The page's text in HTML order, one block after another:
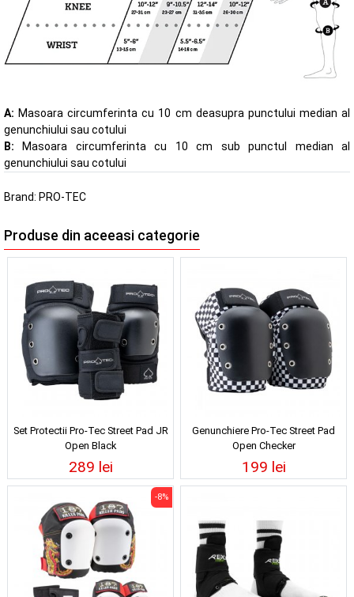
A: Masoara circumferinta cu 10 cm deasupra punctului median al
genunchiului sau cotului
B: Masoara circumferinta cu 10 cm sub punctul median al
genunchiului sau cotului
Brand: PRO-TEC
Produse din aceeasi categorie
Set Protectii Pro-Tec Street Pad JR
Open Black
289 lei
Genunchiere Pro-Tec Street Pad
Open Checker
199 lei
-8%